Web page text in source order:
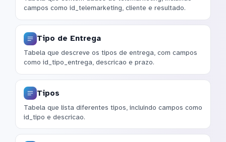
campos como id_telemarketing, cliente e resultado.
Tipo de Entrega
Tabela que descreve os tipos de entrega, com campos
como id_tipo_entrega, descricao e prazo.
Tipos
Tabela que lista diferentes tipos, incluindo campos como
id_tipo e descricao.